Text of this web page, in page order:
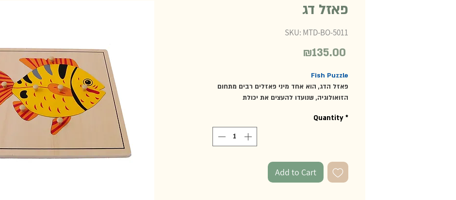
פאזל דג
SKU: MTD-BO-5011
₪135.00
Fish Puzzle
פאזל הדג, הוא אחד מיני פאזלים רבים מתחום
הזואולוגיה, שנועדו להעצים את יכולת
היבטים ביולוגיים מהסביבה. הפאזל עשוי עץ
ומספק פעילות חושית עשירה והיכרות עם
האנטומיה הבסיסית של הדג. לכל חלק ידית
מידות הפאזל: 24*24 ס"מ. הפאזל מתאים
לאחסון בכונניות הייעודיות לפאזלים (MTD-BO-
Quantity *
Add to Cart